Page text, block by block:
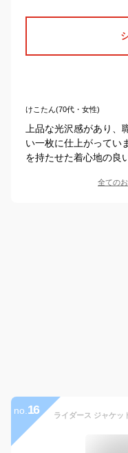
けこたん(70代・女性)
上品な光沢感があり
い一枚に仕上がってい
を持たせた着心地の良
全ての
no. 16